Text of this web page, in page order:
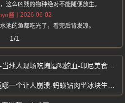
这么凶残的物种绝对不能随便放生。
酱
2026-06-02
池的鱼都吃光了，看完后背发凉。
1/1
人现场吃蝙蝠喝蛇血-印尼美食有多野
一个让人崩溃-蚂蟥钻肉坐冰块生孩子